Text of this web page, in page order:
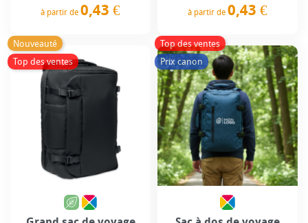
à partir de 0,43 € à partir de 0,43 €
Nouveauté
Top des ventes
Top des ventes
Prix canon